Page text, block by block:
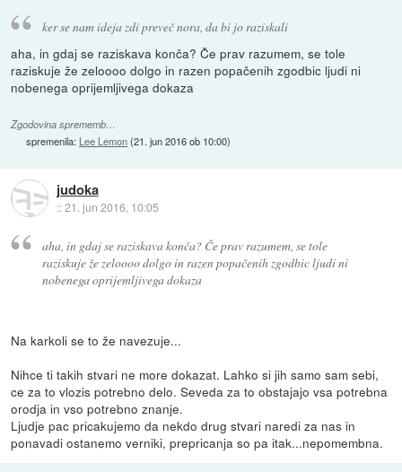
ker se nam ideja zdi preveč nora, da bi jo raziskali
aha, in gdaj se raziskava konča? Če prav razumem, se tole
raziskuje že zeloooo dolgo in razen popačenih zgodbic ljudi ni
nobenega oprijemljivega dokaza
Zgodovina sprememb…
spremenila: Lee Lemon(21. jun 2016 ob 10:00)
judoka
::21. jun 2016, 10:05
aha, in gdaj se raziskava konča? Če prav razumem, se tole
raziskuje že zeloooo dolgo in razen popačenih zgodbic ljudi ni
nobenega oprijemljivega dokaza
Na karkoli se to že navezuje...
Nihce ti takih stvari ne more dokazat. Lahko si jih samo sam sebi,
ce za to vlozis potrebno delo. Seveda za to obstajajo vsa potrebna
orodja in vso potrebno znanje.
Ljudje pac pricakujemo da nekdo drug stvari naredi za nas in
ponavadi ostanemo verniki, prepricanja so pa itak...nepomembna.